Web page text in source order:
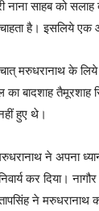
नाना साहब को
है। इसलिये एक
मरुधरानाथ के
का बादशाह तैमूरशाह
हुए थे।
ने अपना
कर दिया।
ने मरुधरानाथ